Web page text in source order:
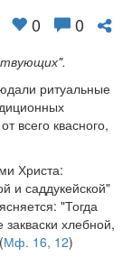
0 0
ритуальные
всего квасного,
Христа:
и саддукейской"
"Тогда
хлебной,
Мф. 16, 12)